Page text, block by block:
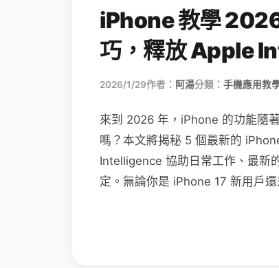
iPhone 教學
巧，釋放 Apple
2026/1/29作者： 阿湯分類： 手機應用教
來到 2026 年，iPhone 的功能隨
嗎？本文將揭秘 5 個最新的
Intelligence 協助日常工作、最新
定。無論你是 iPhone 17 新用戶